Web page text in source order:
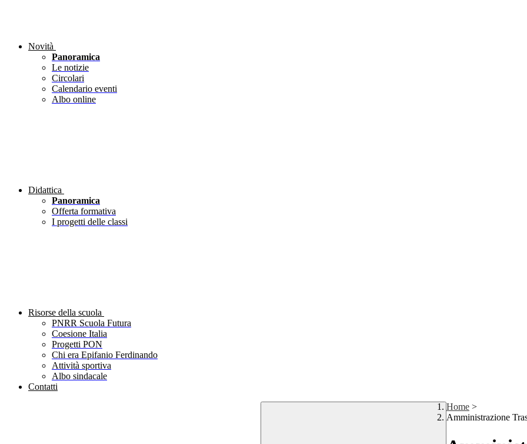
Novità
Panoramica
Le notizie
Circolari
Calendario eventi
Albo online
Didattica
Panoramica
Offerta formativa
I progetti delle classi
Risorse della scuola
PNRR Scuola Futura
Coesione Italia
Progetti PON
Chi era Epifanio Ferdinando
Attività sportiva
Albo sindacale
Contatti
Home >
Amministrazione